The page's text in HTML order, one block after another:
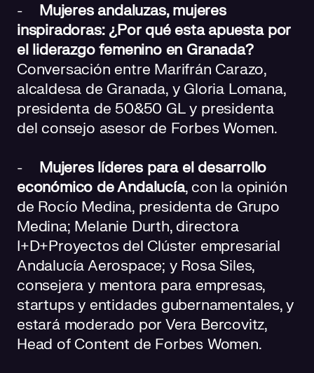
- Mujeres andaluzas, mujeres
inspiradoras: ¿Por qué esta apuesta por
el liderazgo femenino en Granada?
Conversación entre Marifrán Carazo,
alcaldesa de Granada, y Gloria Lomana,
presidenta de 50&50 GL y presidenta
del consejo asesor de Forbes Women.
- Mujeres líderes para el desarrollo
económico de Andalucía, con la opinión
de Rocío Medina, presidenta de Grupo
Medina; Melanie Durth, directora
I+D+Proyectos del Clúster empresarial
Andalucía Aerospace; y Rosa Siles,
consejera y mentora para empresas,
startups y entidades gubernamentales, y
estará moderado por Vera Bercovitz,
Head of Content de Forbes Women.